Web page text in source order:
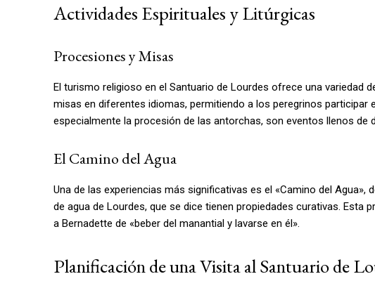
Actividades Espirituales y Litúrgicas
Procesiones y Misas
El turismo religioso en el Santuario de Lourdes ofrece una variedad
misas en diferentes idiomas, permitiendo a los peregrinos participar
especialmente la procesión de las antorchas, son eventos llenos
El Camino del Agua
Una de las experiencias más significativas es el «Camino del
de agua de Lourdes, que se dice tienen propiedades curativas. Esta
a Bernadette de «beber del manantial y lavarse en él».
Planificación de una Visita al Santuario de